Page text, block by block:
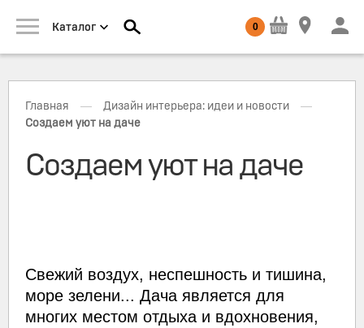
Каталог 0
Главная — Дизайн интерьера: идеи и новости —
Создаем уют на даче
Создаем уют на даче
Свежий воздух, неспешность и тишина,
море зелени... Дача является для
многих местом отдыха и вдохновения,